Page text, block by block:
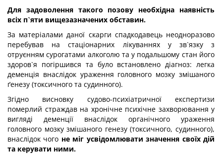
Для задоволення такого позову необхідна наявність
всіх п`яти вищезазначених обставин.
За матеріалами даної скарги спадкодавець неодноразово
перебував на стаціонарних лікуваннях у зв`язку з
отруєнням сурогатами алкоголю та у подальшому стан його
здоров`я погіршився та було встановлено діагноз: легка
деменція внаслідок ураження головного мозку змішаного
ґенезу (токсичного та судинного).
Згідно висновку судово-психіатричної експертизи
померлий страждав на хронічне психічне захворювання у
вигляді деменції внаслідок органічного ураження
головного мозку змішаного генезу (токсичного, судинного),
внаслідок чого не міг усвідомлювати значення своїх дій
та керувати ними.